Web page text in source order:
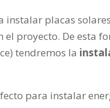
placas
el proyecto. De esta
tendremos la
para instalar